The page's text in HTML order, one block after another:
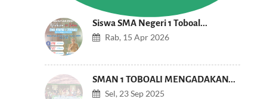
Siswa SMA Negeri 1 Toboal...
Rab, 15 Apr 2026
SMAN 1 TOBOALI MENGADAKAN...
Sel, 23 Sep 2025